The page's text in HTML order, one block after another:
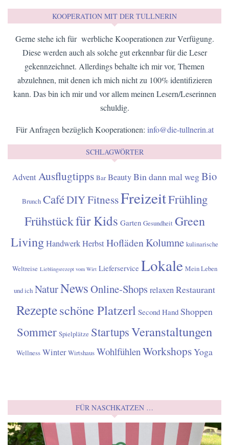
KOOPERATION MIT DER TULLNERIN
Gerne stehe ich für werbliche Kooperationen zur Verfügung.
Diese werden auch als solche gut erkennbar für die Leser
gekennzeichnet. Allerdings behalte ich mir vor, Themen
abzulehnen, mit denen ich mich nicht zu 100% identifizieren
kann. Das bin ich mir und vor allem meinen Lesern/Leserinnen
schuldig.
Für Anfragen bezüglich Kooperationen: info@die-tullnerin.at
SCHLAGWÖRTER
Advent Ausflugtipps Bar BeautyBin dann mal wegBio
Brunch CaféDIYFitnessFreizeitFrühling
Frühstückfür Kids Garten Gesundheit Green
LivingHandwerkHerbstHoflädenKolumne kulinarische
Weltreise Lieblingsrezept vom Wirt Lieferservice Lokale Mein Leben
und ich NaturNewsOnline-Shops relaxenRestaurant
Rezepteschöne Platzerl Second Hand Shoppen
Sommer Spielplätze StartupsVeranstaltungen
Wellness Winter Wirtshaus Wohlfühlen WorkshopsYoga
FÜR NASCHKATZEN …